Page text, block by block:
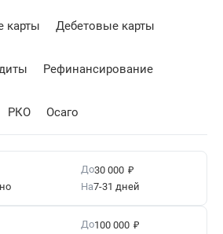
карты Дебетовые карты
Рефинансирование
РКО Осаго
До30 000 ₽
На7-31 дней
До100 000 ₽